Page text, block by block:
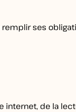
ses
de la